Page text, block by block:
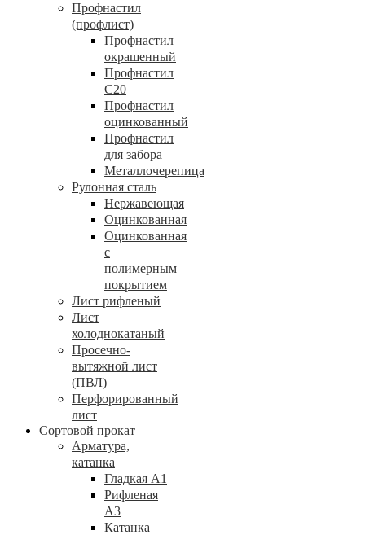
Профнастил
(профлист)
Профнастил
окрашенный
Профнастил
С20
Профнастил
оцинкованный
Профнастил
для забора
Металлочерепица
Рулонная сталь
Нержавеющая
Оцинкованная
Оцинкованная
с
полимерным
покрытием
Лист рифленый
Лист
холоднокатаный
Просечно-
вытяжной лист
(ПВЛ)
Перфорированный
лист
Сортовой прокат
Арматура,
катанка
Гладкая А1
Рифленая
А3
Катанка